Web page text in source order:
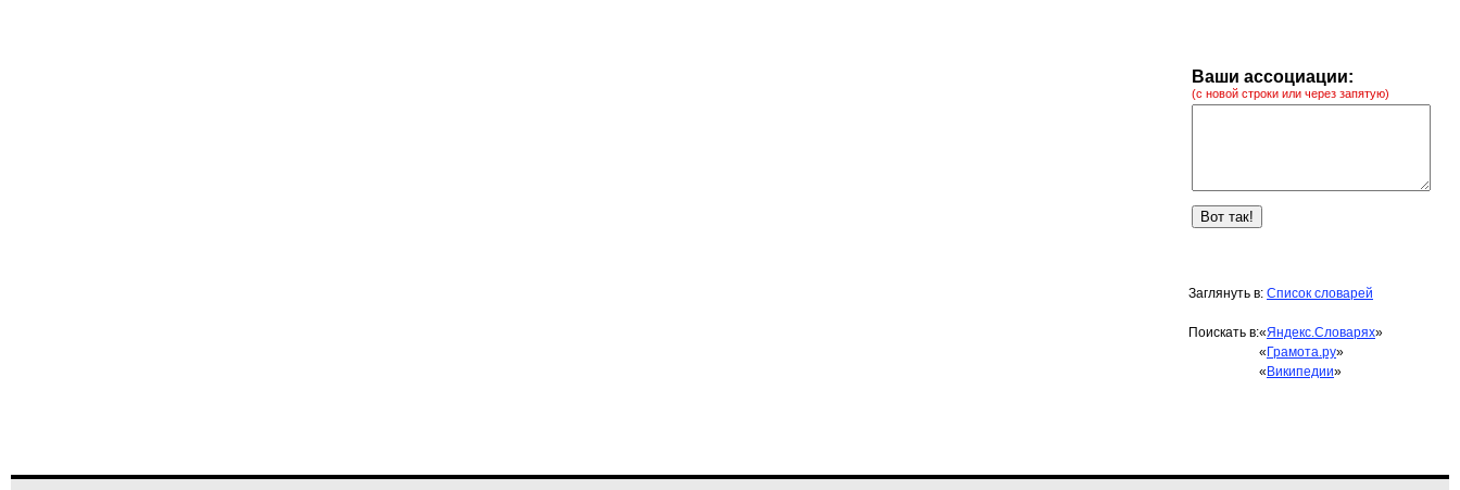
Ваши ассоциации:
(с новой строки или через запятую)
Заглянуть в: Список словарей
Поискать в:«Яндекс.Словарях»
« Грамота.ру»
« Википедии»